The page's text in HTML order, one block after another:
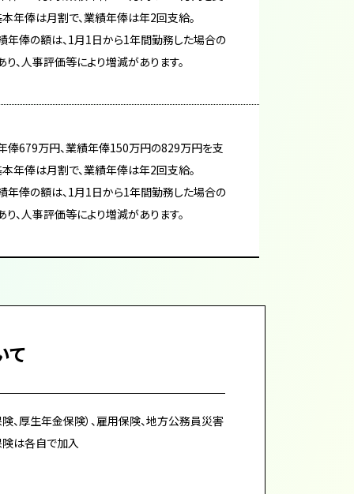
本年俸は月割で、業績年俸は年2回支給。
俸の額は、1月1日から1年間勤務した場合の
り、人事評価等により増減があります。
俸679万円、業績年俸150万円の829万円を支
本年俸は月割で、業績年俸は年2回支給。
俸の額は、1月1日から1年間勤務した場合の
り、人事評価等により増減があります。
て
、厚生年金保険）、雇用保険、地方公務員災害
は各自で加入